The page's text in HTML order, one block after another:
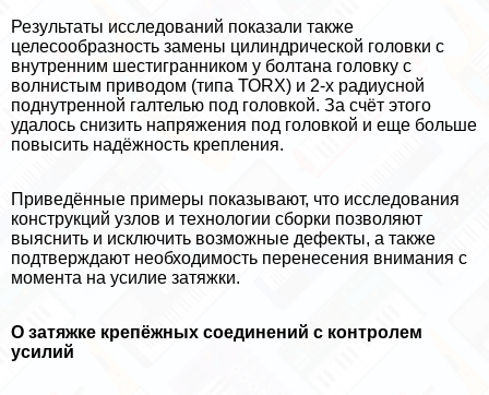
Результаты исследований показали также
целесообразность замены цилиндрической головки с
внутренним шестигранником у болтана головку с
волнистым приводом (типа ТОRХ) и 2-х радиусной
поднутренной галтелью под головкой. За счёт этого
удалось снизить напряжения под головкой и еще больше
повысить надёжность крепления.
Приведённые примеры показывают, что исследования
конструкций узлов и технологии сборки позволяют
выяснить и исключить возможные дефекты, а также
подтверждают необходимость перенесения внимания с
момента на усилие затяжки.
О затяжке крепёжных соединений с контролем
усилий